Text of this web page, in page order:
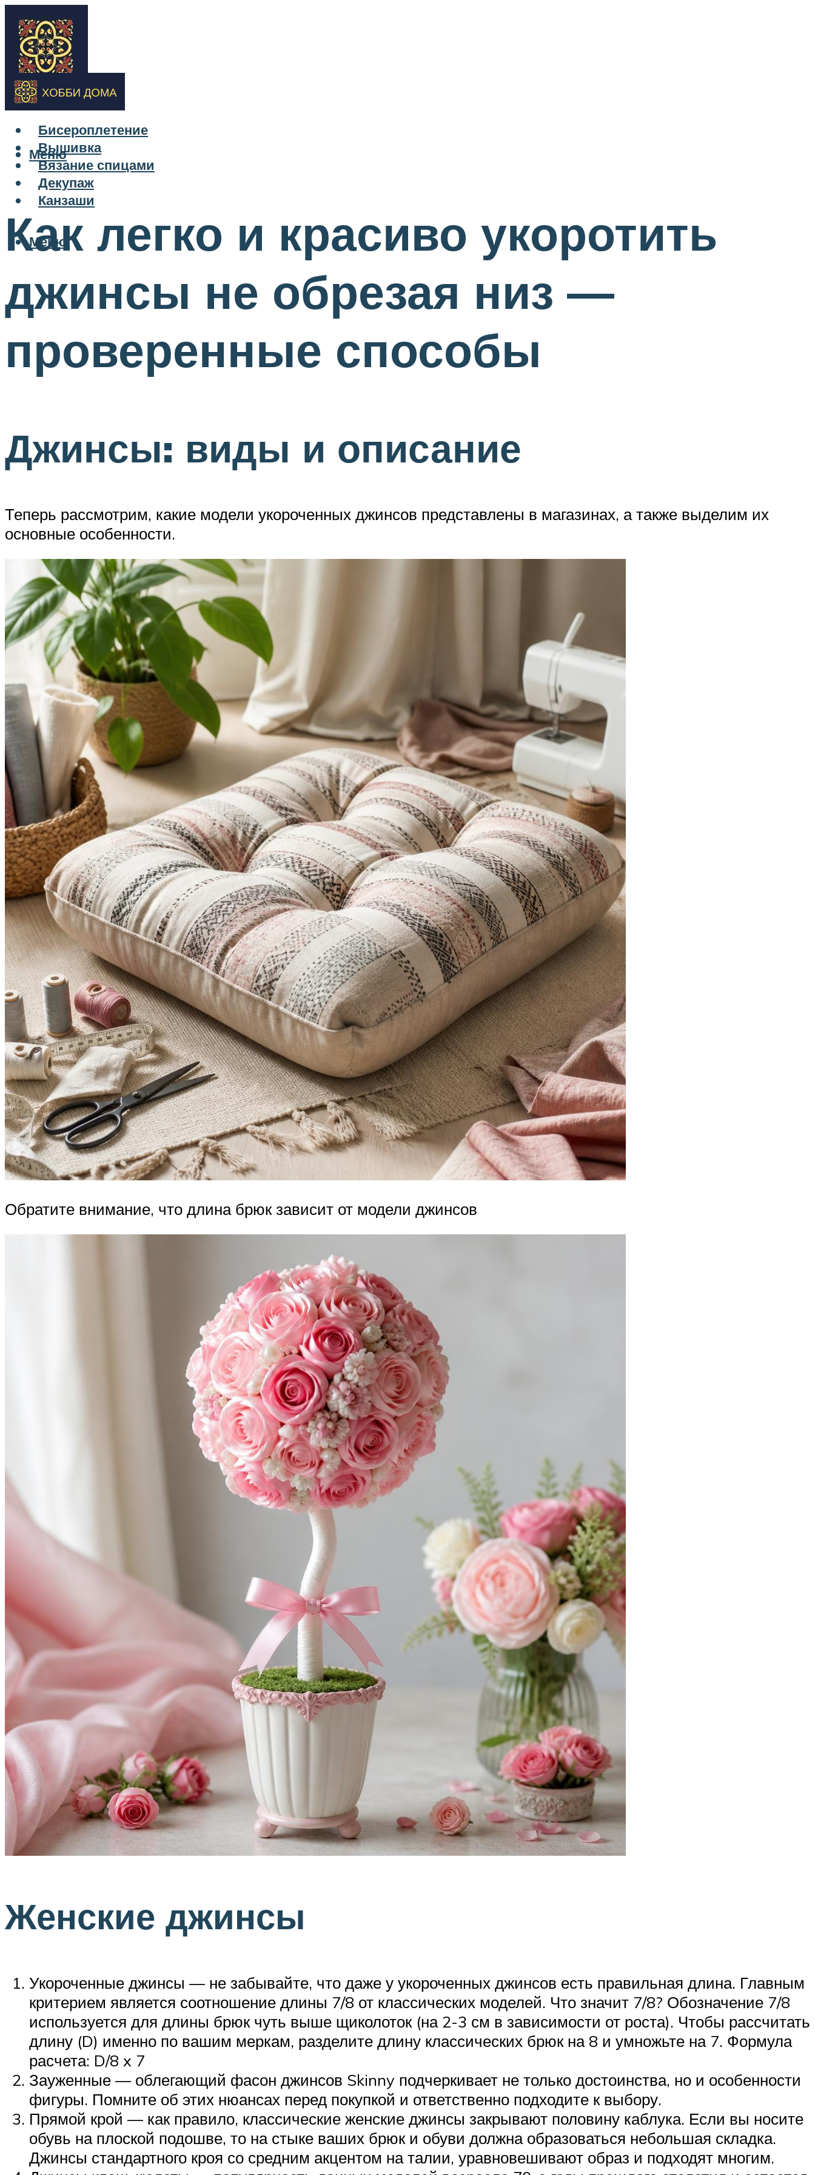
Бисероплетение
Вышивка
Вязание спицами
Декупаж
Канзаши
Меню
Меню
Как легко и красиво укоротить
джинсы не обрезая низ —
проверенные способы
Джинсы: виды и описание
Теперь рассмотрим, какие модели укороченных джинсов представлены в магазинах, а также выделим их
основные особенности.
Обратите внимание, что длина брюк зависит от модели джинсов
Женские джинсы
Укороченные джинсы — не забывайте, что даже у укороченных джинсов есть правильная длина. Главным
критерием является соотношение длины 7/8 от классических моделей. Что значит 7/8? Обозначение 7/8
используется для длины брюк чуть выше щиколоток (на 2-3 см в зависимости от роста). Чтобы рассчитать
длину (D) именно по вашим меркам, разделите длину классических брюк на 8 и умножьте на 7. Формула
расчета: D/8 x 7
Зауженные — облегающий фасон джинсов Skinny подчеркивает не только достоинства, но и особенности
фигуры. Помните об этих нюансах перед покупкой и ответственно подходите к выбору.
Прямой крой — как правило, классические женские джинсы закрывают половину каблука. Если вы носите
обувь на плоской подошве, то на стыке ваших брюк и обуви должна образоваться небольшая складка.
Джинсы стандартного кроя со средним акцентом на талии, уравновешивают образ и подходят многим.